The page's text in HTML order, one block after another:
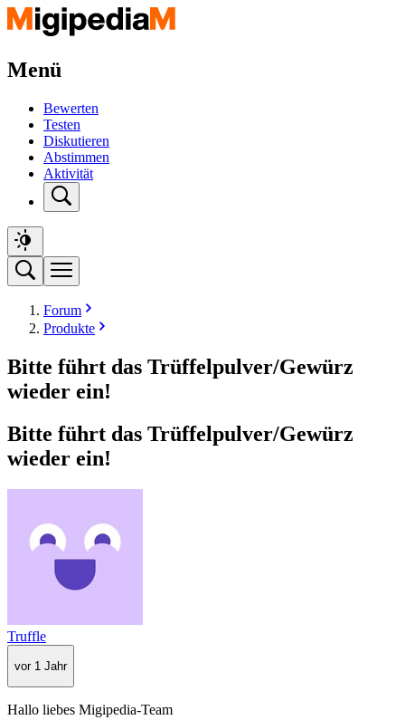
Menü
Bewerten
Testen
Diskutieren
Abstimmen
Aktivität
Forum
Produkte
Bitte führt das Trüffelpulver/Gewürz
wieder ein!
Bitte führt das Trüffelpulver/Gewürz
wieder ein!
Truffle
vor 1 Jahr
Hallo liebes Migipedia-Team